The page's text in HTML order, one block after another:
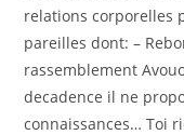
relations corporelles
pareilles dont: –
rassemblement
decadence il ne
connaissances… Toi